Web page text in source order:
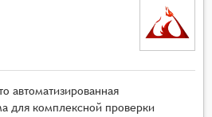
автоматизированная
для комплексной проверки